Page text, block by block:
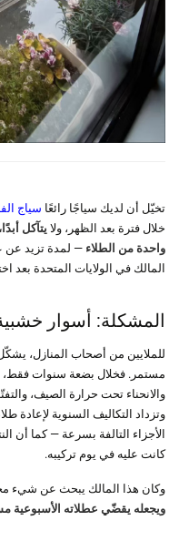
تخيّل أن لديك سياجًا رائعًا سياج
خلال فترة بعد الظهر، ولا يتآكل
واحدة من الطلاء — لمدة تزيد عن
المالك في الولايات المتحدة بعد
المشكلة: أسوار
للملايين من أصحاب المنازل،
مستمر. فخلال بضعة سنوات فقط،
والانحناء تحت حرارة الصيف،
وتزداد التكاليف السنوية لإعادة
الأجزاء التالفة بسرعة — كما أن
كانت عليه في يوم تركيبه.
وكان هذا المالك يبحث عن شيء
ويجعله يقضّي عطلاته الأسبوعية